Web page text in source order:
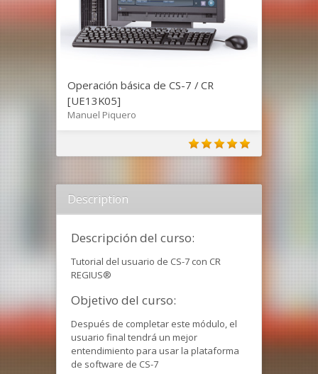
Operación básica de CS-7 / CR
[UE13K05]
Manuel Piquero
Description
Descripción del curso:
Tutorial del usuario de CS-7 con CR
REGIUS®
Objetivo del curso:
Después de completar este módulo, el
usuario final tendrá un mejor
entendimiento para usar la plataforma
de software de CS-7